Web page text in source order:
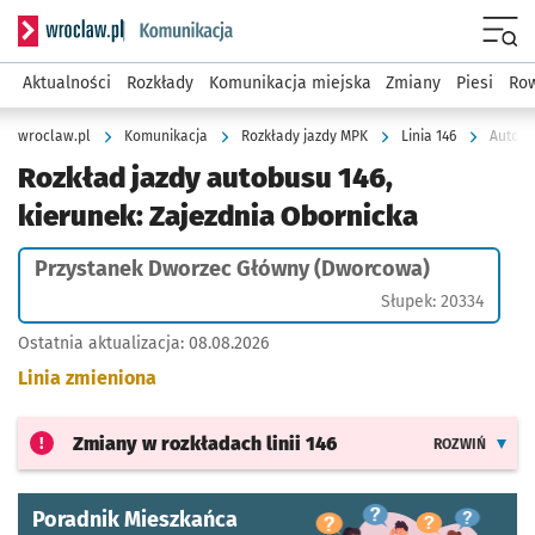
Serwis informacyjny wroclaw.pl podserwis: Komunikacja
Aktualności Rozkłady Komunikacja miejska Zmiany Piesi
wroclaw.pl Komunikacja Rozkłady jazdy MPK Linia 146
Rozkład jazdy autobusu 146,
kierunek: Zajezdnia Obornicka
Przystanek Dworzec Główny (Dworcowa)
Słupek: 20334
Ostatnia aktualizacja: 08.08.2026
Linia zmieniona
Zmiany w rozkładach linii 146 ROZWIŃ
Poradnik Mieszkańca